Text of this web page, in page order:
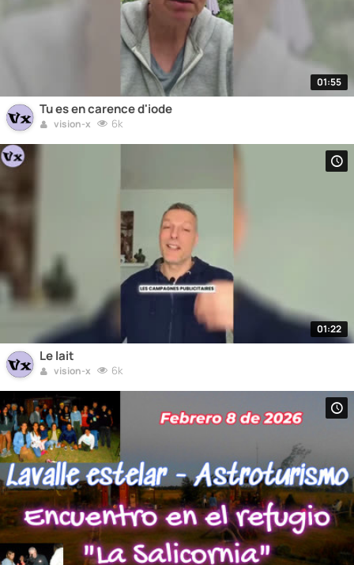
01:55
Tu es en carence d'iode
vision-x 6k
01:22
Le lait
vision-x 6k